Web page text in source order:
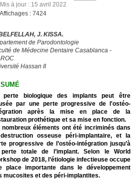
Mis à jour : 15 avril 2022
Affichages : 7424
J. KISSA.
de Parodontologie
de Médecine Dentaire Casablanca -
Hassan II
perte biologique des implants peut être
par une perte progressive de l'ostéo-
après la mise en place de la
prothétique et sa mise en fonction.
nombreux éléments ont été incriminés dans
osseuse péri-implantaire, et la
progressive de l’ostéo-intégration jusqu’à
totale de l’implant. Selon le World
de 2018, l’étiologie infectieuse occupe
place importante dans le développement
mucosites et des péri-implantites.